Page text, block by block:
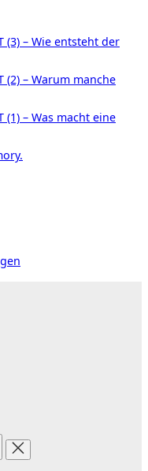
(3) – Wie entsteht der
(2) – Warum manche
(1) – Was macht eine